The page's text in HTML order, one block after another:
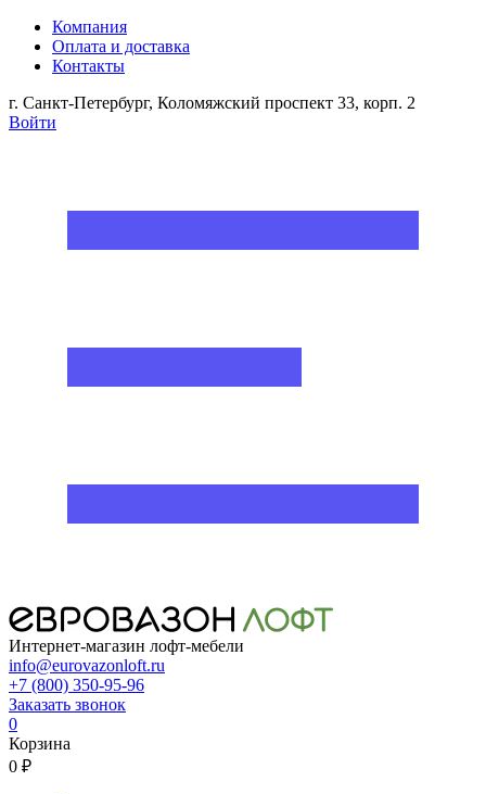
Компания
Оплата и доставка
Контакты
г. Санкт-Петербург, Коломяжский проспект 33, корп. 2
Войти
Интернет-магазин лофт-мебели
info@eurovazonloft.ru
+7 (800) 350-95-96
Заказать звонок
0
Корзина
0 ₽